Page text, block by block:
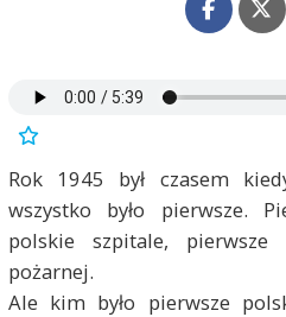
Rok 1945 był czasem
wszystko było pierwsze.
polskie szpitale, pierwsze
pożarnej.
Ale kim było pierwsze